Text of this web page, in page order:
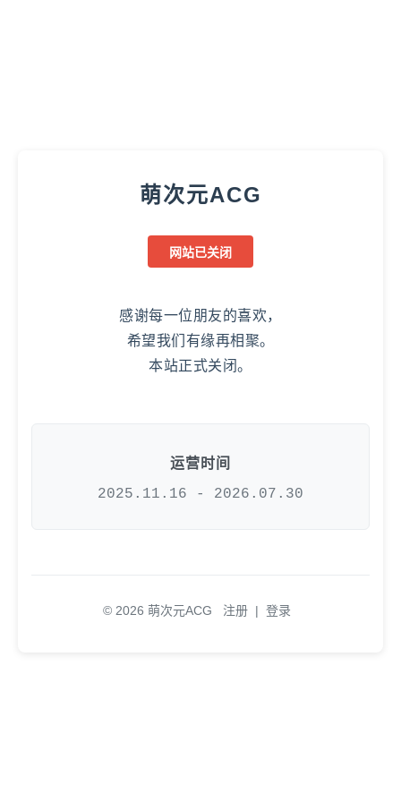
萌次元ACG
网站已关闭
感谢每一位朋友的喜欢，
希望我们有缘再相聚。
本站正式关闭。
运营时间
2025.11.16 - 2026.07.30
© 2026 萌次元ACG 注册 | 登录